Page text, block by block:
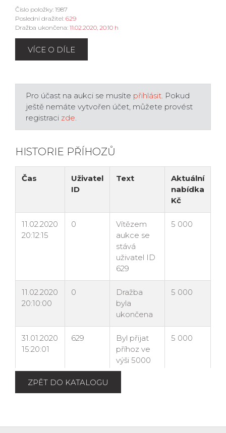
Číslo položky: 1987
Poslední dražitel: 629
Dražba ukončena: 11.02.2020, 20:10 h
VÍCE O DÍLE
Pro účast na aukci se musíte přihlásit . Pokud
ještě nemáte vytvořen účet, můžete provést
registraci zde
HISTORIE PŘÍHOZŮ
ZPĚT DO KATALOGU